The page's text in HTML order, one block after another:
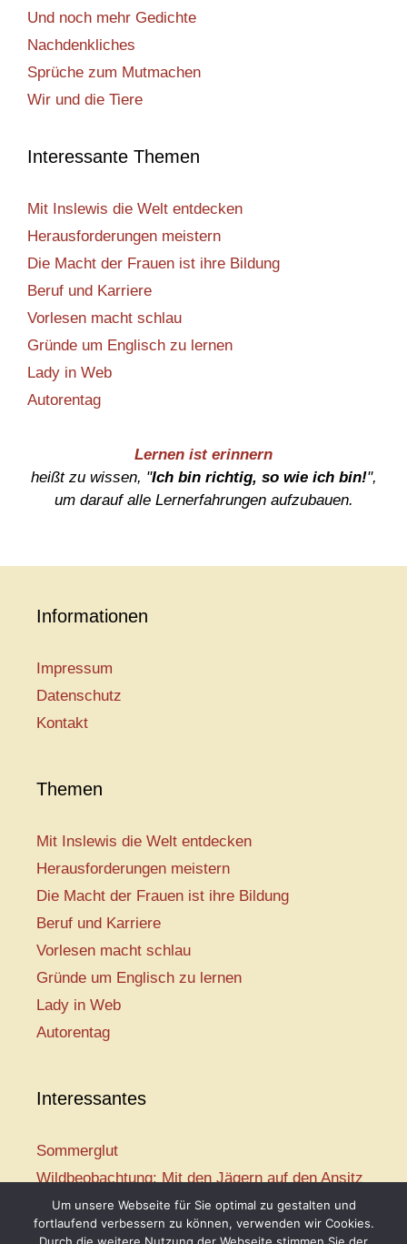
Und noch mehr Gedichte
Nachdenkliches
Sprüche zum Mutmachen
Wir und die Tiere
Interessante Themen
Mit Inslewis die Welt entdecken
Herausforderungen meistern
Die Macht der Frauen ist ihre Bildung
Beruf und Karriere
Vorlesen macht schlau
Gründe um Englisch zu lernen
Lady in Web
Autorentag
Lernen ist erinnern
heißt zu wissen, "Ich bin richtig, so wie ich bin!",
um darauf alle Lernerfahrungen aufzubauen.
Informationen
Impressum
Datenschutz
Kontakt
Themen
Mit Inslewis die Welt entdecken
Herausforderungen meistern
Die Macht der Frauen ist ihre Bildung
Beruf und Karriere
Vorlesen macht schlau
Gründe um Englisch zu lernen
Lady in Web
Autorentag
Interessantes
Sommerglut
Wildbeobachtung: Mit den Jägern auf den Ansitz
Mir ist so heiß
Mission: Rettungsschwimmer
Um unsere Webseite für Sie optimal zu gestalten und
fortlaufend verbessern zu können, verwenden wir Cookies.